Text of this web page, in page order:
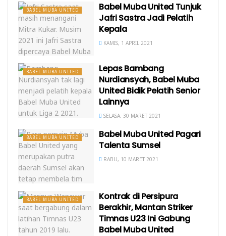
BABEL MUBA UNITED
Babel Muba United Tunjuk
Jafri Sastra Jadi Pelatih
Kepala
KAMIS, 1 APRIL 2021
BABEL MUBA UNITED
Lepas Bambang
Nurdiansyah, Babel Muba
United Bidik Pelatih Senior
Lainnya
SELASA, 30 MARET 2021
BABEL MUBA UNITED
Babel Muba United Pagari
Talenta Sumsel
RABU, 10 MARET 2021
BABEL MUBA UNITED
Kontrak di Persipura
Berakhir, Mantan Striker
Timnas U23 Ini Gabung
Babel Muba United